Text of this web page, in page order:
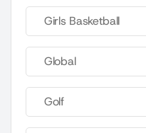
Girls Basketball
Global
Golf